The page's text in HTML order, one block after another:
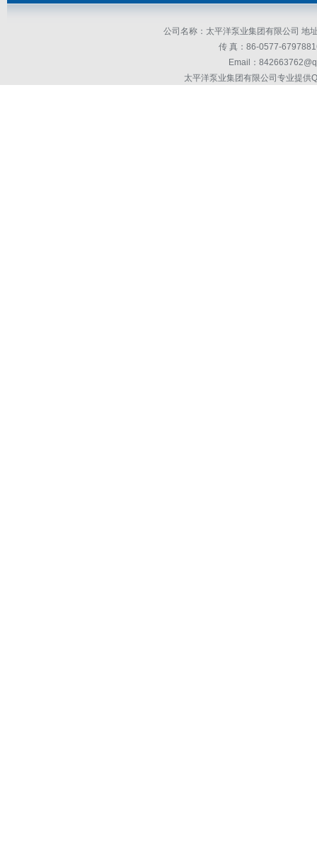
公司名称：太平洋泵业集团有限公司 地
传 真：86-0577-
Email：
太平洋泵业集团有限公司专业提供